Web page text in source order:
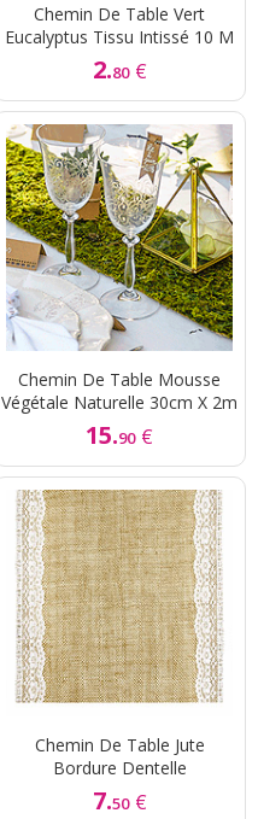
Chemin De Table Vert
Eucalyptus Tissu Intissé 10 M
2.80 €
Chemin De Table Mousse
Végétale Naturelle 30cm X 2m
15.90 €
Chemin De Table Jute
Bordure Dentelle
7.50 €